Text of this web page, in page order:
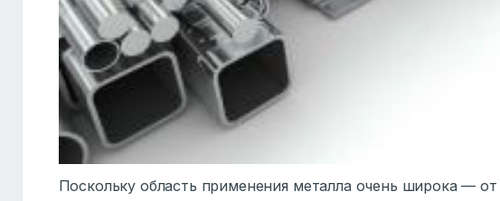
Поскольку область применения металла очень широка —